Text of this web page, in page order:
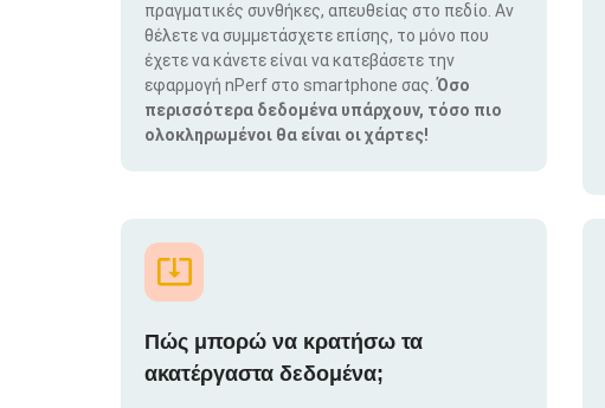
πραγματικές συνθήκες, απευθείας στο πεδίο. Αν
θέλετε να συμμετάσχετε επίσης, το μόνο που
έχετε να κάνετε είναι να κατεβάσετε την
εφαρμογή nPerf στο smartphone σας.Όσο
περισσότερα δεδομένα υπάρχουν, τόσο πιο
ολοκληρωμένοι θα είναι οι χάρτες!
Πώς μπορώ να κρατήσω τα
ακατέργαστα δεδομένα;